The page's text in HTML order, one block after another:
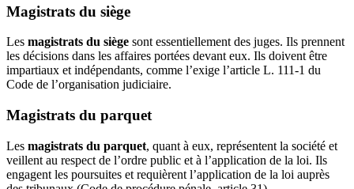
Magistrats du siège
Les magistrats du siège sont essentiellement des juges. Ils prennent
les décisions dans les affaires portées devant eux. Ils doivent être
impartiaux et indépendants, comme l’exige l’article L. 111-1 du
Code de l’organisation judiciaire.
Magistrats du parquet
Les magistrats du parquet, quant à eux, représentent la société et
veillent au respect de l’ordre public et à l’application de la loi. Ils
engagent les poursuites et requièrent l’application de la loi auprès